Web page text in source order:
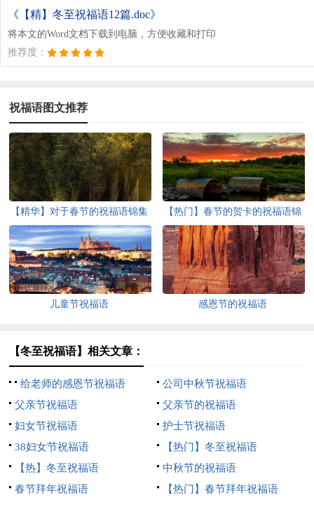
《【精】冬至祝福语12篇.doc》
将本文的Word文档下载到电脑，方便收藏和打印
推荐度：
祝福语图文推荐
【精华】对于春节的祝福语锦集
七篇
【热门】春节的贺卡的祝福语锦
集七篇
儿童节祝福语 感恩节的祝福语
【冬至祝福语】相关文章：
给老师的感恩节祝福语
公司中秋节祝福语
父亲节祝福语
父亲节的祝福语
妇女节祝福语
护士节祝福语
38妇女节祝福语
【热门】冬至祝福语
【热】冬至祝福语
中秋节的祝福语
春节拜年祝福语
【热门】春节拜年祝福语